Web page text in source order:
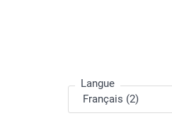
Langue